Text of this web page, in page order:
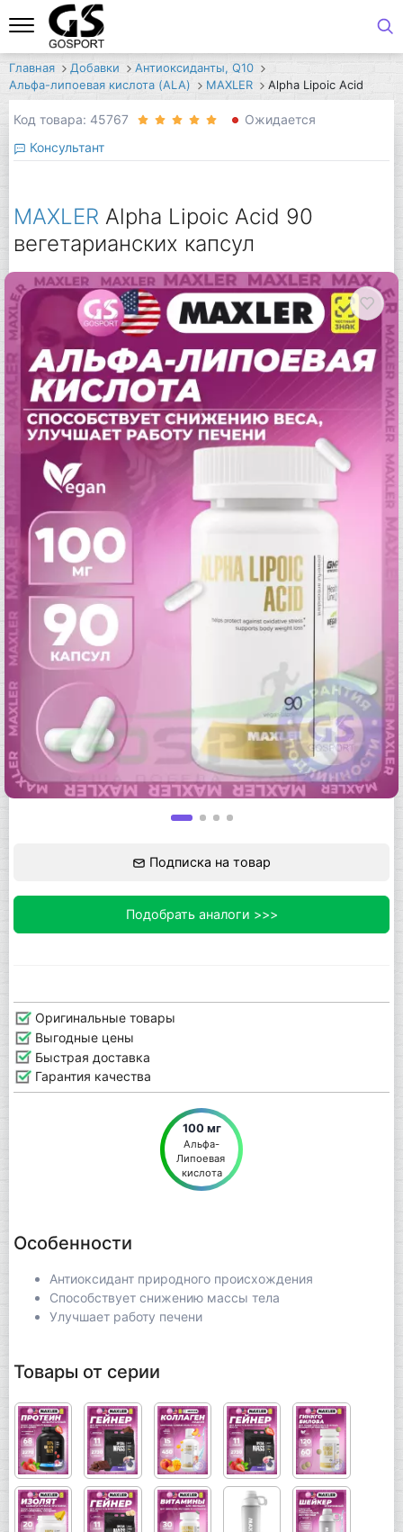
Главная Добавки
Антиоксиданты, Q10
Альфа-липоевая кислота (ALA)
MAXLER Alpha Lipoic Acid
Код товара: 45767
Ожидается
Консультант
MAXLER Alpha Lipoic Acid 90
вегетарианских капсул
Подписка на товар
Подобрать аналоги >>>
Оригинальные товары
Выгодные цены
Быстрая доставка
Гарантия качества
100 мг
Альфа-
Липоевая
кислота
Особенности
Антиоксидант природного происхождения
Способствует снижению массы тела
Улучшает работу печени
Товары от серии